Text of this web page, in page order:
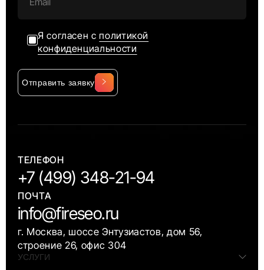
Я согласен сполитикой
конфиденциальности
Отправить заявку
ТЕЛЕФОН
+7 (499) 348-21-94
ПОЧТА
info@fireseo.ru
г. Москва, шоссе Энтузиастов, дом 56,
строение 26, офис 304
УСЛУГИ